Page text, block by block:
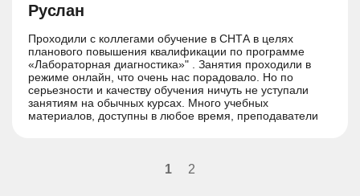
Руслан
Проходили с коллегами обучение в СНТА в целях
планового повышения квалификации по программе
«Лабораторная диагностика»" . Занятия проходили в
режиме онлайн, что очень нас порадовало. Но по
серьезности и качеству обучения ничуть не уступали
занятиям на обычных курсах. Много учебных
материалов, доступны в любое время, преподаватели
1 2